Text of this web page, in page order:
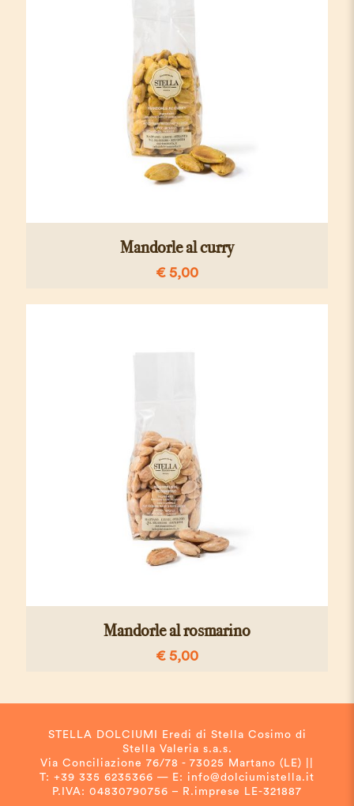
Mandorle al curry
€5,00
Mandorle al rosmarino
€5,00
STELLA DOLCIUMI Eredi di Stella Cosimo di
Stella Valeria s.a.s.
Via Conciliazione 76/78 - 73025 Martano (LE) ||
T: +39 335 6235366 — E: info@dolciumistella.it
P.IVA: 04830790756 – R.imprese LE-321887